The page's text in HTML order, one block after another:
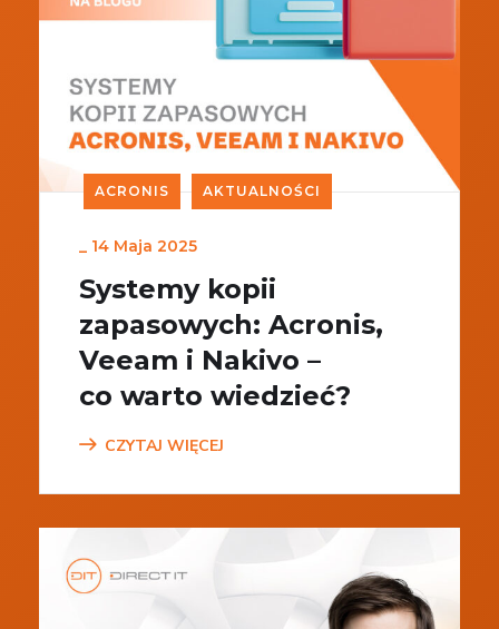
ACRONIS AKTUALNOŚCI
_ 14 Maja 2025
Systemy kopii
zapasowych: Acronis,
Veeam i Nakivo –
co warto wiedzieć?
CZYTAJ WIĘCEJ